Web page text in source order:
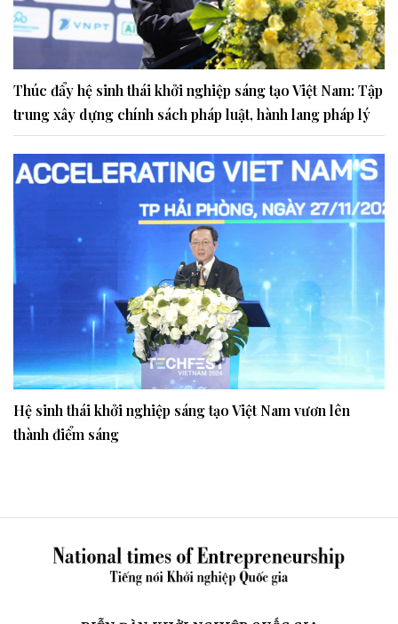
Thúc đẩy hệ sinh thái khởi nghiệp sáng tạo Việt Nam: Tập
trung xây dựng chính sách pháp luật, hành lang pháp lý
Hệ sinh thái khởi nghiệp sáng tạo Việt Nam vươn lên
thành điểm sáng